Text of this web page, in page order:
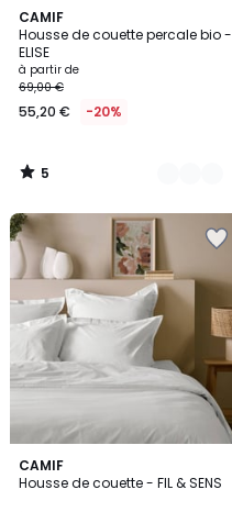
CAMIF
Housse de couette percale bio -
ELISE
à partir de
69,00 €
55,20 € -20%
5
/
5
11
Couleurs
5
/
CAMIF
Housse de couette - FIL & SENS
3,2
/ 5
9
Couleurs